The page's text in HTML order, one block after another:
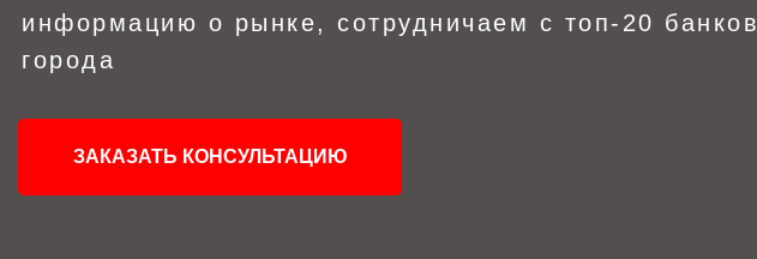
информацию о рынке, сотрудничаем с топ-20 банков
города
ЗАКАЗАТЬ КОНСУЛЬТАЦИЮ